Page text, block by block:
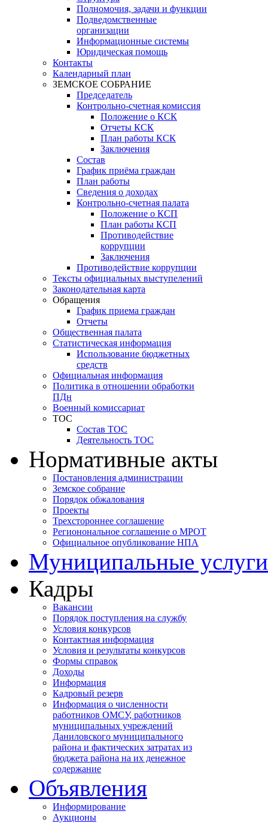
Полномочия, задачи и функции
Подведомственные
организации
Информационные системы
Юридическая помощь
Контакты
Календарный план
ЗЕМСКОЕ СОБРАНИЕ
Председатель
Контрольно-счетная комиссия
Положение о КСК
Отчеты КСК
План работы КСК
Заключения
Состав
График приёма граждан
План работы
Сведения о доходах
Контрольно-счетная палата
Положение о КСП
План работы КСП
Противодействие
коррупции
Заключения
Противодействие коррупции
Тексты официальных выступелений
Законодательная карта
Обращения
График приема граждан
Отчеты
Общественная палата
Статистическая информация
Использование бюджетных
средств
Официальная информация
Политика в отношении обработки
ПДн
Военный комиссариат
ТОС
Состав ТОС
Деятельность ТОС
Нормативные акты
Постановления администрации
Земское собрание
Порядок обжалования
Проекты
Трехстороннее соглашение
Регионональное соглашение о МРОТ
Официальное опубликование НПА
Муниципальные услуги
Кадры
Вакансии
Порядок поступления на службу
Условия конкурсов
Контактная информация
Условия и результаты конкурсов
Формы справок
Доходы
Информация
Кадровый резерв
Информация о численности
работников ОМСУ, работников
муниципальных учреждений
Даниловского муниципального
района и фактических затратах из
бюджета района на их денежное
содержание
Объявления
Информирование
Аукционы